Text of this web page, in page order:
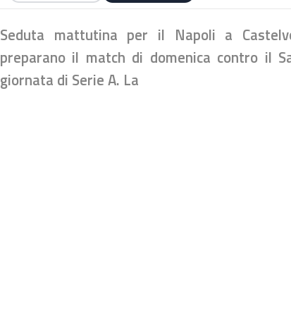
Seduta mattutina per il Napoli a
preparano il match di domenica contro il
giornata di Serie A. La